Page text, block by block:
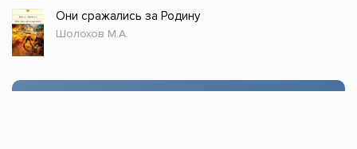
Они сражались за Родину
Шолохов М.А.